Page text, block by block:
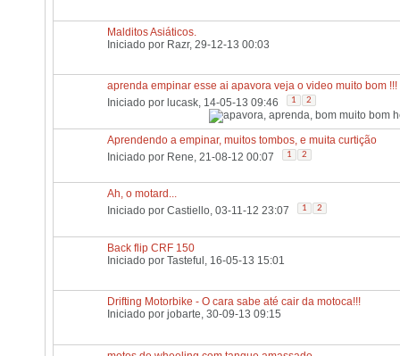
Malditos Asiáticos.
Iniciado por Razr, 29-12-13 00:03
aprenda empinar esse ai apavora veja o video muito bom !!!
Iniciado por lucask, 14-05-13 09:46 1 2
Aprendendo a empinar, muitos tombos, e muita curtição
Iniciado por Rene , 21-08-12 00:07 1 2
Ah, o motard...
Iniciado por Castiello, 03-11-12 23:07 1 2
Back flip CRF 150
Iniciado por Tasteful , 16-05-13 15:01
Drifting Motorbike - O cara sabe até cair da motoca!!!
Iniciado por jobarte, 30-09-13 09:15